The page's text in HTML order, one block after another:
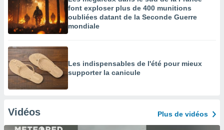
font exploser plus de 400 munitions
oubliées datant de la Seconde Guerre
mondiale
Les indispensables de l'été pour mieux
supporter la canicule
Vidéos Plus de vidéos